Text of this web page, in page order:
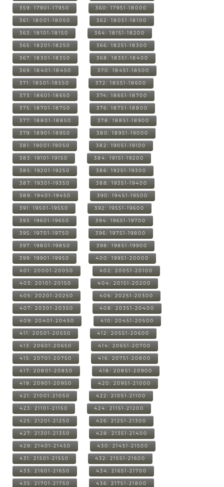
359: 17901-17950 360: 17951-18000
361: 18001-18050 362: 18051-18100
363: 18101-18150 364: 18151-18200
365: 18201-18250 366: 18251-18300
367: 18301-18350 368: 18351-18400
369: 18401-18450 370: 18451-18500
371: 18501-18550 372: 18551-18600
373: 18601-18650 374: 18651-18700
375: 18701-18750 376: 18751-18800
377: 18801-18850 378: 18851-18900
379: 18901-18950 380: 18951-19000
381: 19001-19050 382: 19051-19100
383: 19101-19150 384: 19151-19200
385: 19201-19250 386: 19251-19300
387: 19301-19350 388: 19351-19400
389: 19401-19450 390: 19451-19500
391: 19501-19550 392: 19551-19600
393: 19601-19650 394: 19651-19700
395: 19701-19750 396: 19751-19800
397: 19801-19850 398: 19851-19900
399: 19901-19950 400: 19951-20000
401: 20001-20050 402: 20051-20100
403: 20101-20150 404: 20151-20200
405: 20201-20250 406: 20251-20300
407: 20301-20350 408: 20351-20400
409: 20401-20450 410: 20451-20500
411: 20501-20550 412: 20551-20600
413: 20601-20650 414: 20651-20700
415: 20701-20750 416: 20751-20800
417: 20801-20850 418: 20851-20900
419: 20901-20950 420: 20951-21000
421: 21001-21050 422: 21051-21100
423: 21101-21150 424: 21151-21200
425: 21201-21250 426: 21251-21300
427: 21301-21350 428: 21351-21400
429: 21401-21450 430: 21451-21500
431: 21501-21550 432: 21551-21600
433: 21601-21650 434: 21651-21700
435: 21701-21750 436: 21751-21800